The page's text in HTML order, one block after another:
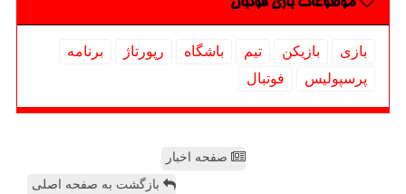
بازی بازیكن تیم باشگاه رپورتاژ
برنامه
پرسپولیس
فوتبال
صفحه اخبار
بازگشت به صفحه اصلی